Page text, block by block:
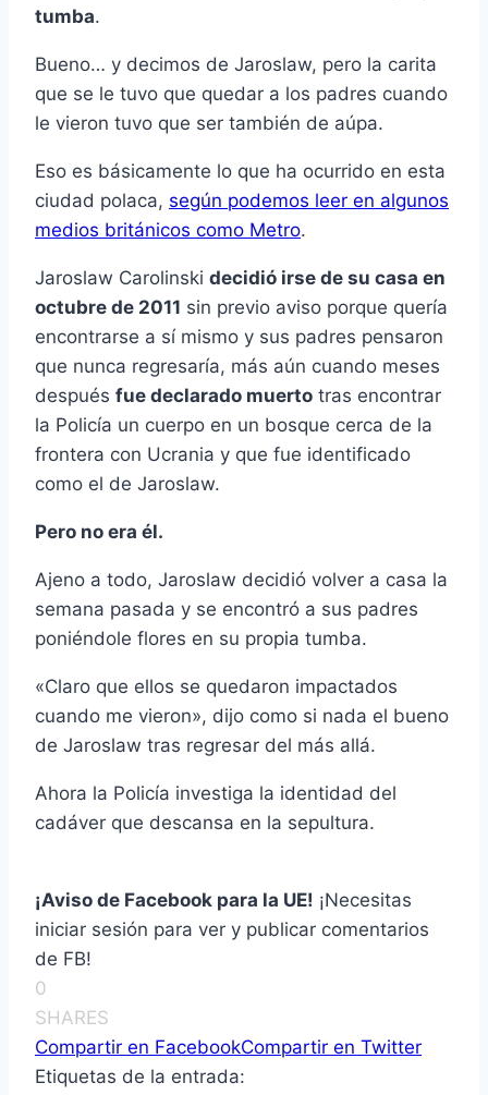
tumba.
Bueno… y decimos de Jaroslaw, pero la carita
que se le tuvo que quedar a los padres cuando
le vieron tuvo que ser también de aúpa.
Eso es básicamente lo que ha ocurrido en esta
ciudad polaca, según podemos leer en algunos
medios británicos como Metro.
Jaroslaw Carolinski decidió irse de su casa en
octubre de 2011 sin previo aviso porque quería
encontrarse a sí mismo y sus padres pensaron
que nunca regresaría, más aún cuando meses
después fue declarado muerto tras encontrar
la Policía un cuerpo en un bosque cerca de la
frontera con Ucrania y que fue identificado
como el de Jaroslaw.
Pero no era él.
Ajeno a todo, Jaroslaw decidió volver a casa la
semana pasada y se encontró a sus padres
poniéndole flores en su propia tumba.
«Claro que ellos se quedaron impactados
cuando me vieron», dijo como si nada el bueno
de Jaroslaw tras regresar del más allá.
Ahora la Policía investiga la identidad del
cadáver que descansa en la sepultura.
¡Aviso de Facebook para la UE! ¡Necesitas
iniciar sesión para ver y publicar comentarios
de FB!
0
SHARES
Compartir en FacebookCompartir en Twitter
Etiquetas de la entrada: